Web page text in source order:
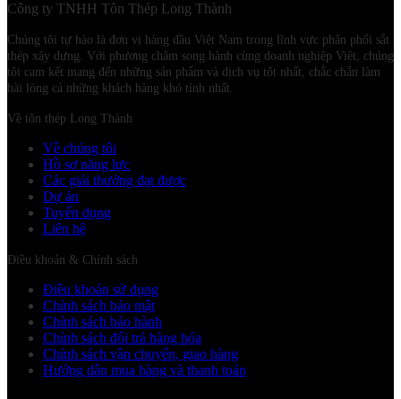
Công ty TNHH Tôn Thép Long Thành
Chúng tôi tự hào là đơn vị hàng đầu Việt Nam trong lĩnh vực phân phối sắt
thép xây dựng. Với phương châm song hành cùng doanh nghiệp Việt, chúng
tôi cam kết mang đến những sản phẩm và dịch vụ tốt nhất, chắc chắn làm
hài lòng cả những khách hàng khó tính nhất.
Về tôn thép Long Thành
Về chúng tôi
Hồ sơ năng lực
Các giải thưởng đạt được
Dự án
Tuyển dụng
Liên hệ
Điều khoản & Chính sách
Điều khoản sử dụng
Chính sách bảo mật
Chính sách bảo hành
Chính sách đổi trả hàng hóa
Chính sách vận chuyển, giao hàng
Hướng dẫn mua hàng và thanh toán